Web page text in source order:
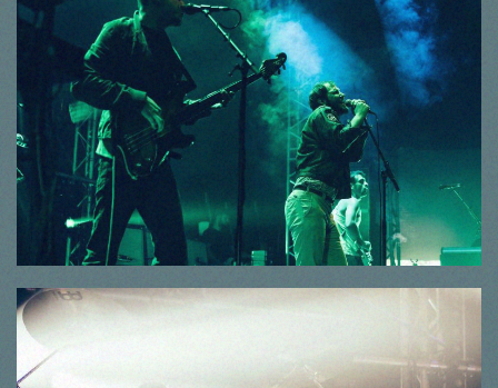
© Thorsten Dirr